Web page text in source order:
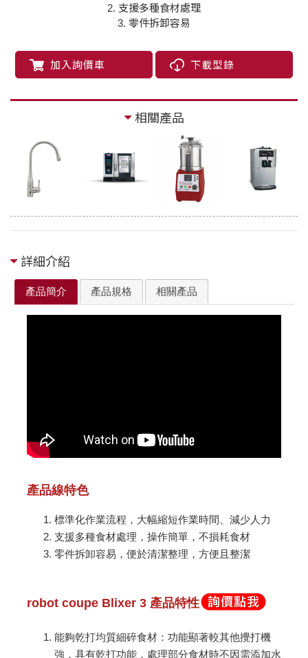
2. 支援多種食材處理
3. 零件拆卸容易
加入詢價車 下載型錄
相關產品
詳細介紹
產品簡介 產品規格 相關產品
產品線特色
標準化作業流程，大幅縮短作業時間、減少人力
支援多種食材處理，操作簡單，不損耗食材
零件拆卸容易，便於清潔整理，方便且整潔
robot coupe Blixer 3 產品特性
能夠乾打均質細碎食材：功能顯著較其他攪打機
強，具有乾打功能，處理部分食材時不因需添加水